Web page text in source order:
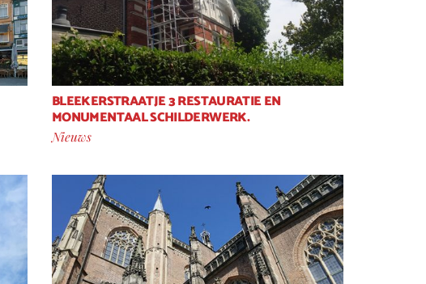
BLEEKERSTRAATJE 3 RESTAURATIE EN
MONUMENTAAL SCHILDERWERK.
Nieuws